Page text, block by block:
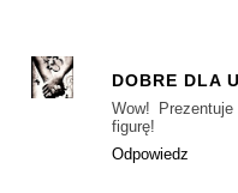
DOBRE DLA
Wow!
figurę!
Odpowiedz